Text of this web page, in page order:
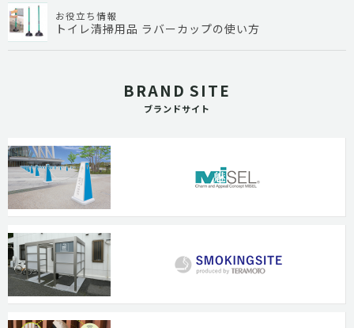
お役立ち情報
トイレ清掃用品 ラバーカップの使い方
BRAND SITE
ブランドサイト